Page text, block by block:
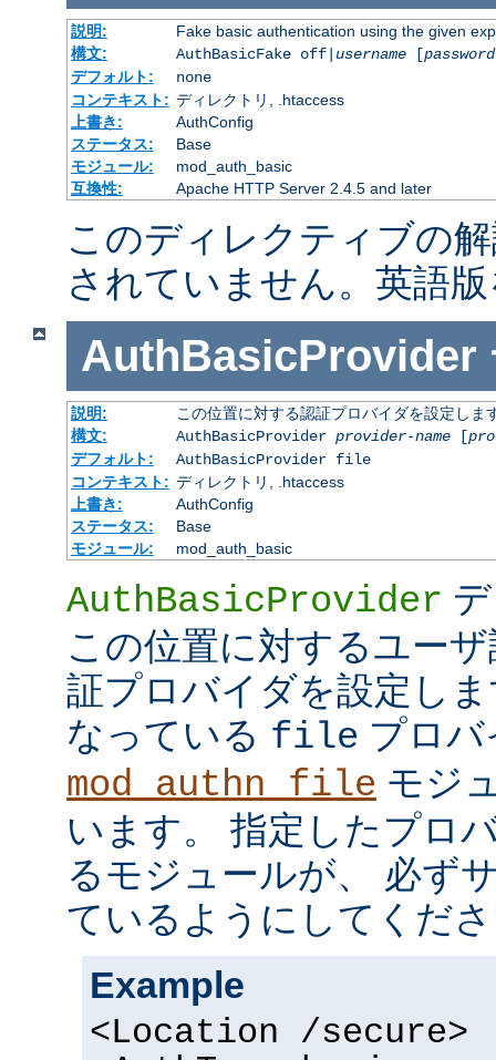
説明:
Fake basic authentication using the given
構文:
AuthBasicFake off| username[password
デフォルト:
none
コンテキスト: ディレクトリ, .htaccess
上書き:
AuthConfig
ステータス:
Base
モジュール:
mod_auth_basic
互換性:
Apache HTTP Server 2.4.5 and later
このディレクティブの
されていません。英語
AuthBasicProvider
説明:
この位置に対する認証プロバイダを設定しま
構文:
AuthBasicProvider provider-name[
デフォルト:
AuthBasicProvider file
コンテキスト: ディレクトリ, .htaccess
上書き:
AuthConfig
ステータス:
Base
モジュール:
mod_auth_basic
AuthBasicProvider
この位置に対するユー
証プロバイダを設定し
なっている file プロ
mod_authn_file モジ
います。 指定したプロ
るモジュールが、 必ず
ているようにしてくだ
Example
<Location /secure>